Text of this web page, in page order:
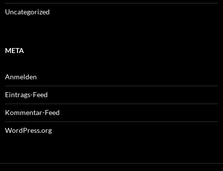
Uncategorized
META
Anmelden
Eintrags-Feed
Kommentar-Feed
WordPress.org